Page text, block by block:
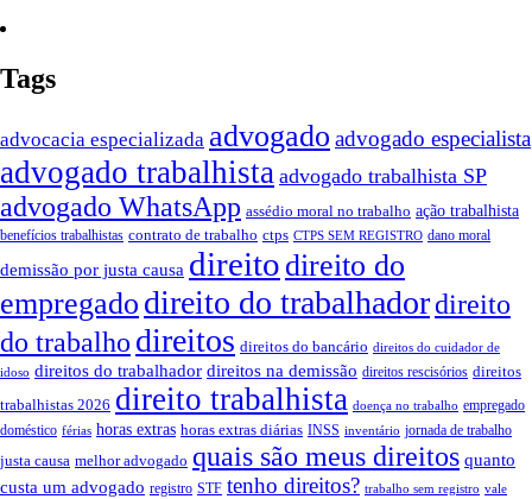
Tags
advocacia especializada advogado advogado especialista
advogado trabalhista advogado trabalhista SP
advogado WhatsApp assédio moral no trabalho ação trabalhista
benefícios trabalhistas contrato de trabalho ctps CTPS SEM REGISTRO dano moral
demissão por justa causa direito direito do
empregado direito do trabalhadordireito
do trabalho direitos direitos do bancário direitos do cuidador de
idoso direitos do trabalhador direitos na demissão direitos rescisórios direitos
trabalhistas 2026 direito trabalhista doença no trabalho empregado
doméstico férias horas extras horas extras diárias INSS inventário jornada de trabalho
justa causa melhor advogado quais são meus direitos quanto
custa um advogado registro STF tenho direitos? trabalho sem registro vale